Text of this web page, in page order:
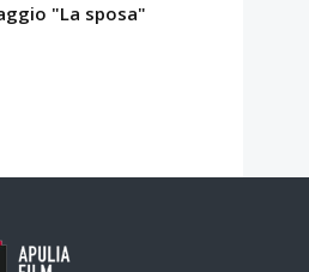
"La sposa"